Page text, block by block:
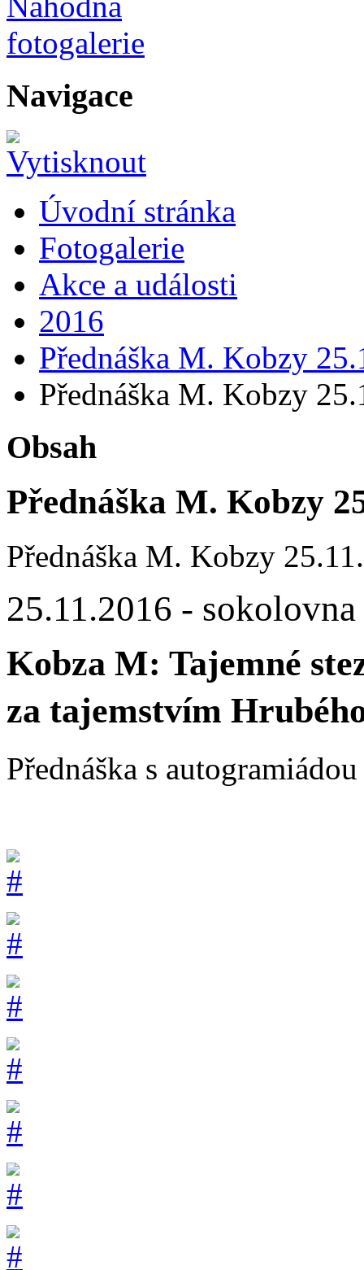
Navigace
Úvodní stránka
Fotogalerie
Akce a události
2016
Přednáška M. Kobzy
Přednáška M. Kobzy
Obsah
Přednáška M. Kobzy
Přednáška M. Kobzy
25.11.2016 -
Kobza M: Tajemné
za tajemstvím
Přednáška s